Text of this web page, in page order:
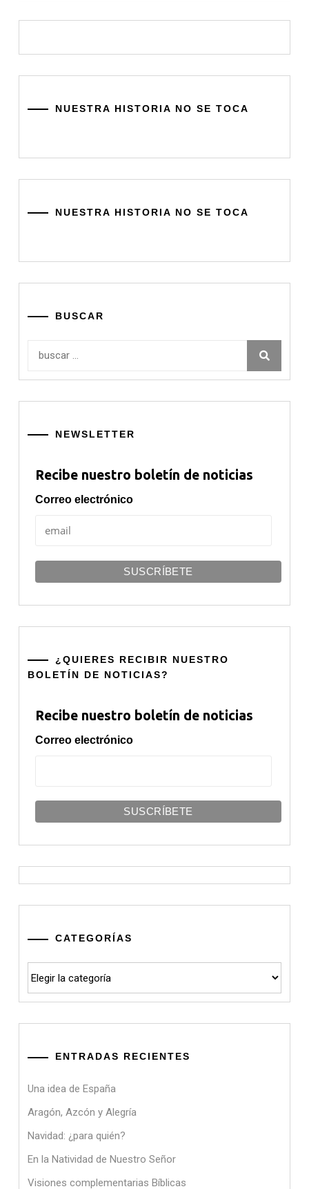
NUESTRA HISTORIA NO SE TOCA
NUESTRA HISTORIA NO SE TOCA
BUSCAR
NEWSLETTER
Recibe nuestro boletín de noticias
Correo electrónico
¿QUIERES RECIBIR NUESTRO
BOLETÍN DE NOTICIAS?
Recibe nuestro boletín de noticias
Correo electrónico
CATEGORÍAS
ENTRADAS RECIENTES
Una idea de España
Aragón, Azcón y Alegría
Navidad: ¿para quién?
En la Natividad de Nuestro Señor
Visiones complementarias Bíblicas